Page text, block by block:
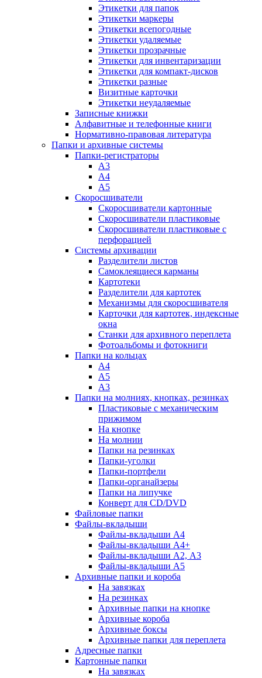
Этикетки для папок
Этикетки маркеры
Этикетки всепогодные
Этикетки удаляемые
Этикетки прозрачные
Этикетки для инвентаризации
Этикетки для компакт-дисков
Этикетки разные
Визитные карточки
Этикетки неудаляемые
Записные книжки
Алфавитные и телефонные книги
Нормативно-правовая литература
Папки и архивные системы
Папки-регистраторы
А3
А4
А5
Скоросшиватели
Скоросшиватели картонные
Скоросшиватели пластиковые
Скоросшиватели пластиковые с
перфорацией
Системы архивации
Разделители листов
Самоклеящиеся карманы
Картотеки
Разделители для картотек
Механизмы для скоросшивателя
Карточки для картотек, индексные
окна
Станки для архивного переплета
Фотоальбомы и фотокниги
Папки на кольцах
А4
А5
А3
Папки на молниях, кнопках, резинках
Пластиковые с механическим
прижимом
На кнопке
На молнии
Папки на резинках
Папки-уголки
Папки-портфели
Папки-органайзеры
Папки на липучке
Конверт для CD/DVD
Файловые папки
Файлы-вкладыши
Файлы-вкладыши А4
Файлы-вкладыши А4+
Файлы-вкладыши А2, А3
Файлы-вкладыши А5
Архивные папки и короба
На завязках
На резинках
Архивные папки на кнопке
Архивные короба
Архивные боксы
Архивные папки для переплета
Адресные папки
Картонные папки
На завязках